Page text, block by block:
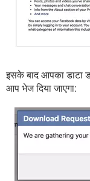
इसके बाद आपका डाटा
आप भेज दिया जाएगा: